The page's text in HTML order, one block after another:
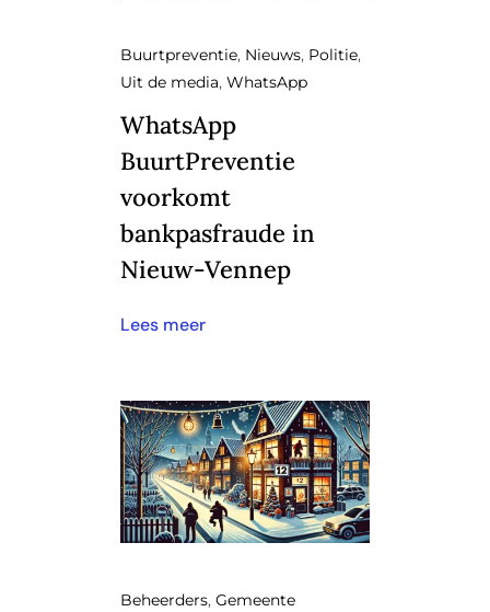
Buurtpreventie, Nieuws, Politie,
Uit de media, WhatsApp
WhatsApp
BuurtPreventie
voorkomt
bankpasfraude in
Nieuw-Vennep
Lees meer
Beheerders, Gemeente